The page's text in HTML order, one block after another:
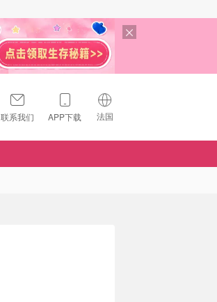
联系我们 APP下载 法国
🇺🇸